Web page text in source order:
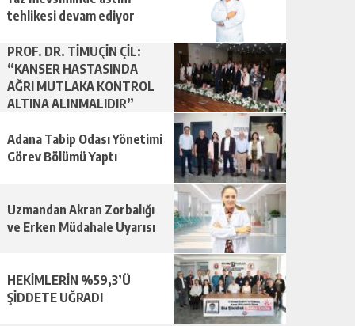
tehlikesi devam ediyor
PROF. DR. TİMUÇİN ÇİL:
“KANSER HASTASINDA
AĞRI MUTLAKA KONTROL
ALTINA ALINMALIDIR”
Adana Tabip Odası Yönetimi
Görev Bölümü Yaptı
Uzmandan Akran Zorbalığı
ve Erken Müdahale Uyarısı
HEKİMLERİN %59,3’Ü
ŞİDDETE UĞRADI